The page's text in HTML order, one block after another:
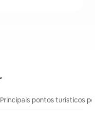
Principais pontos turísticos